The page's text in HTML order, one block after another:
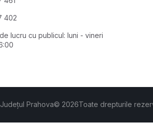
402
lucru cu publicul: luni - vineri
Prahova© 2026Toate drepturile